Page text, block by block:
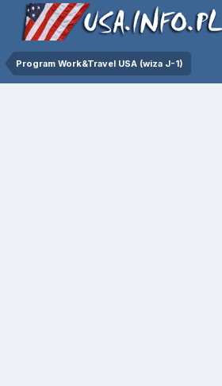
Program Work&Travel USA (wiza J-1)